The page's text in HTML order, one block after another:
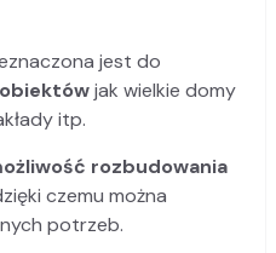
jest do
jak wielkie domy
itp.
rozbudowania
czemu można
potrzeb.